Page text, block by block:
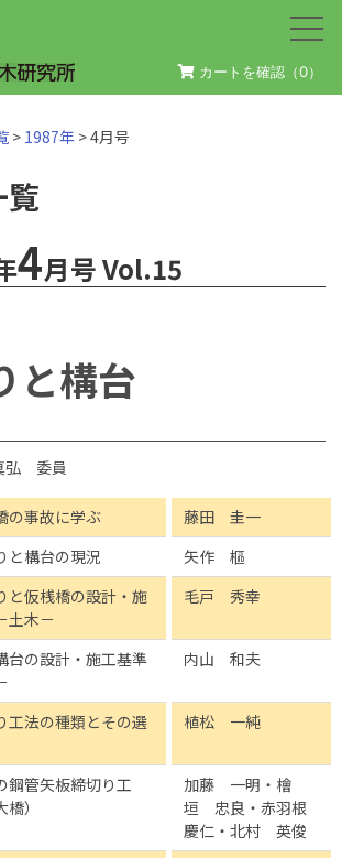
カートを確認（0）
> 1987年 > 4月号
4月号 Vol.15
と構台
弘 委員
の事故に学ぶ
藤田 圭一
と構台の現況
矢作 樞
と仮桟橋の設計・施
土木－
毛戸 秀幸
台の設計・施工基準
内山 和夫
工法の種類とその選
植松 一純
鋼管矢板締切り工
橋）
加藤 一明・檜
垣 忠良・赤羽根
慶仁・北村 英俊